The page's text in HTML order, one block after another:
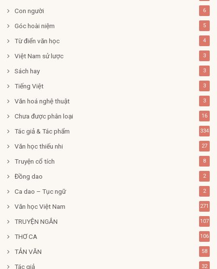
Con người 6
Góc hoài niệm 5
Từ điển văn học 4
Việt Nam sử lược 3
Sách hay 3
Tiếng Việt 3
Văn hoá nghệ thuật 3
Chưa được phân loại 16
Tác giả & Tác phẩm 334
Văn học thiếu nhi 27
Truyện cổ tích 8
Đồng dao 2
Ca dao – Tục ngữ 2
Văn học Việt Nam 271
TRUYỆN NGẮN 107
THƠ CA 106
TẢN VĂN 58
Tác giả 32